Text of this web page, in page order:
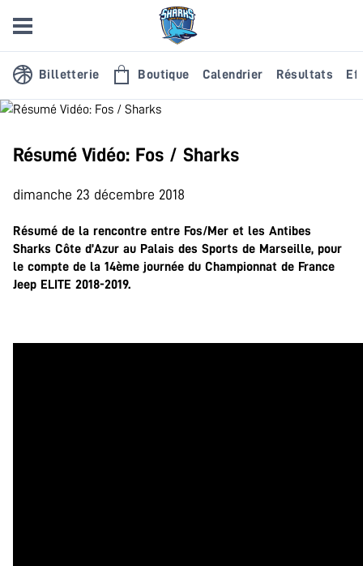
Billetterie Boutique Calendrier Résultats
Résumé Vidéo: Fos / Sharks
dimanche 23 décembre 2018
Résumé de la rencontre entre Fos/Mer et les Antibes
Sharks Côte d’Azur au Palais des Sports de Marseille, pour
le compte de la 14ème journée du Championnat de France
Jeep ELITE 2018-2019.